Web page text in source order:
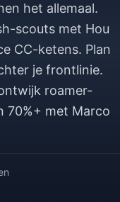
het allemaal.
scouts met Hou
CC-ketens. Plan
je frontlinie.
roamer-
70%+ met Marco